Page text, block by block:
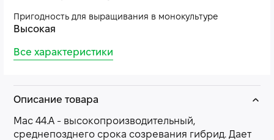
Пригодность для выращивания в монокультуре
Высокая
Все характеристики
Описание товара
Мас 44.А - высокопроизводительный,
среднепозднего срока созревания гибрид. Дает